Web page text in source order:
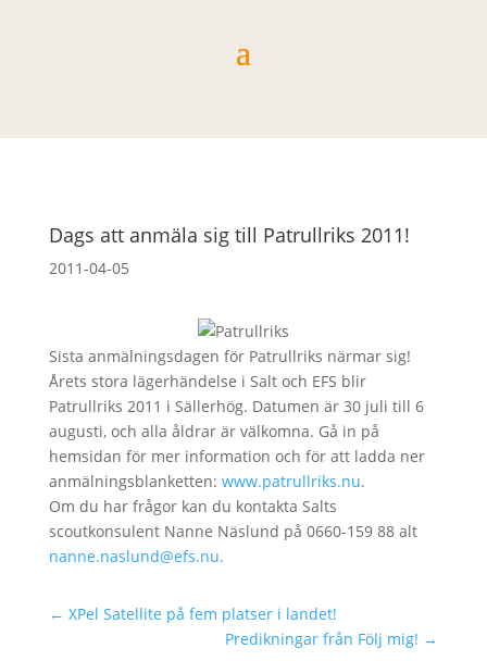
Dags att anmäla sig till Patrullriks 2011!
2011-04-05
Sista anmälningsdagen för Patrullriks närmar sig!
Årets stora lägerhändelse i Salt och EFS blir
Patrullriks 2011 i Sällerhög. Datumen är 30 juli till 6
augusti, och alla åldrar är välkomna. Gå in på
hemsidan för mer information och för att ladda ner
anmälningsblanketten: www.patrullriks.nu.
Om du har frågor kan du kontakta Salts
scoutkonsulent Nanne Näslund på 0660-159 88 alt
nanne.naslund@efs.nu.
← XPel Satellite på fem platser i landet!
Predikningar från Följ mig! →